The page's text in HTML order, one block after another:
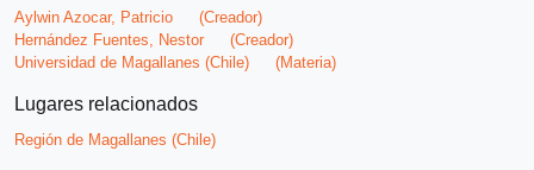
Aylwin Azocar, Patricio
(Creador)
Hernández Fuentes, Nestor
(Creador)
Universidad de Magallanes (Chile)
(Materia)
Lugares relacionados
Región de Magallanes (Chile)